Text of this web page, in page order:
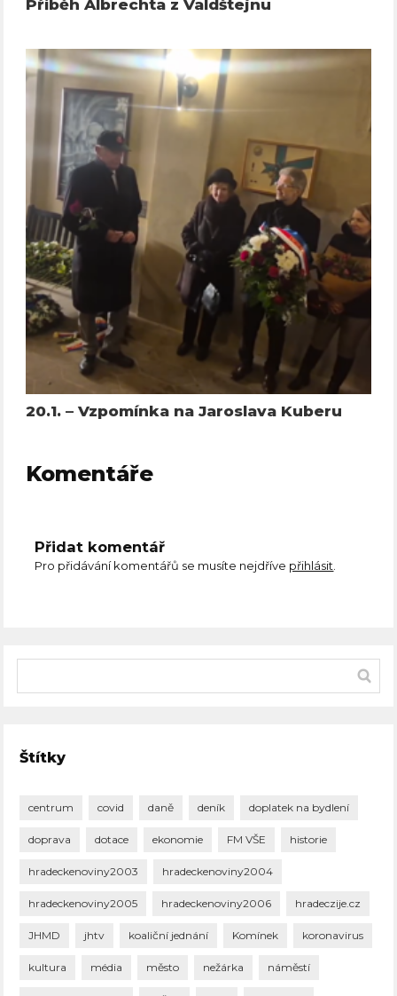
Příběh Albrechta z Valdštejnu
20.1. – Vzpomínka na Jaroslava Kuberu
Komentáře
Přidat komentář
Pro přidávání komentářů se musíte nejdříve přihlásit
Štítky
centrum covid daně deník doplatek na bydlení
doprava dotace ekonomie FM VŠE historie
hradeckenoviny2003 hradeckenoviny2004
hradeckenoviny2005 hradeckenoviny2006 hradeczije.cz
JHMD jhtv koaliční jednání Komínek koronavirus
kultura média město nežárka náměstí